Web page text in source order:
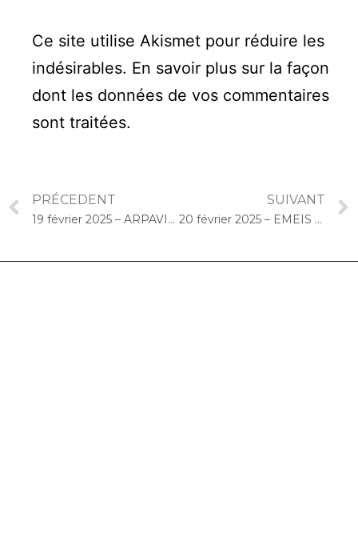
Ce site utilise Akismet pour réduire les
indésirables. En savoir plus sur la façon
dont les données de vos commentaires
sont traitées.
PRÉCEDENT
19 février 2025 – ARPAVIE Le Béguinage (Lisses) : Concert « Choco-Cello Solo »
SUIVANT
20 février 2025 – EMEIS Saint-Jacques (Paris) : Concert « Cello Solo »